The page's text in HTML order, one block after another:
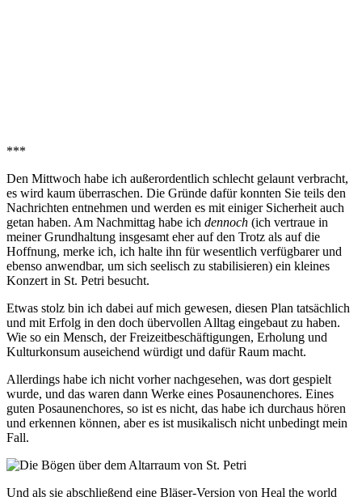
***
Den Mittwoch habe ich außerordentlich schlecht gelaunt verbracht,
es wird kaum überraschen. Die Gründe dafür konnten Sie teils den
Nachrichten entnehmen und werden es mit einiger Sicherheit auch
getan haben. Am Nachmittag habe ich dennoch (ich vertraue in
meiner Grundhaltung insgesamt eher auf den Trotz als auf die
Hoffnung, merke ich, ich halte ihn für wesentlich verfügbarer und
ebenso anwendbar, um sich seelisch zu stabilisieren) ein kleines
Konzert in St. Petri besucht.
Etwas stolz bin ich dabei auf mich gewesen, diesen Plan tatsächlich
und mit Erfolg in den doch übervollen Alltag eingebaut zu haben.
Wie so ein Mensch, der Freizeitbeschäftigungen, Erholung und
Kulturkonsum auseichend würdigt und dafür Raum macht.
Allerdings habe ich nicht vorher nachgesehen, was dort gespielt
wurde, und das waren dann Werke eines Posaunenchores. Eines
guten Posaunenchores, so ist es nicht, das habe ich durchaus hören
und erkennen können, aber es ist musikalisch nicht unbedingt mein
Fall.
Und als sie abschließend eine Bläser-Version von Heal the world